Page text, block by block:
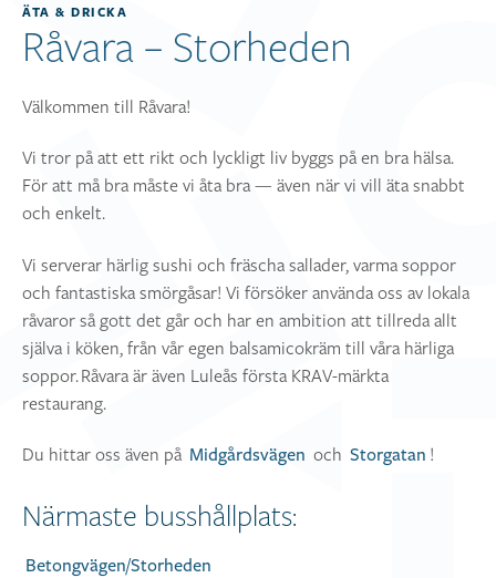
ÄTA & DRICKA
Råvara – Storheden
Välkommen till Råvara!
Vi tror på att ett rikt och lyckligt liv byggs på en bra hälsa.
För att må bra måste vi åta bra — även när vi vill äta snabbt
och enkelt.
Vi serverar härlig sushi och fräscha sallader, varma soppor
och fantastiska smörgåsar! Vi försöker använda oss av lokala
råvaror så gott det går och har en ambition att tillreda allt
själva i köken, från vår egen balsamicokräm till våra härliga
soppor. Råvara är även Luleås första KRAV-märkta
restaurang.
Du hittar oss även på Midgårdsvägen och Storgatan !
Närmaste busshållplats:
Betongvägen/Storheden